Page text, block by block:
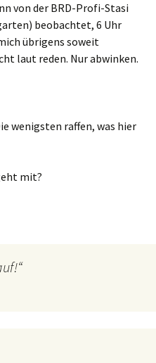
von der BRD-Profi-Stasi
beobachtet, 6 Uhr
übrigens soweit
laut reden. Nur abwinken.
wenigsten raffen, was hier
mit?